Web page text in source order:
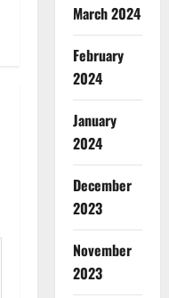
March 2024
February
2024
January
2024
December
2023
November
2023